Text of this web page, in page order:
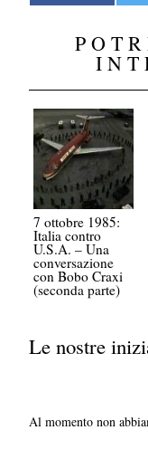
7 ottobre 1985:
Italia contro
U.S.A. – Una
conversazione
con Bobo Craxi
(seconda parte)
Le nostre
Al momento non